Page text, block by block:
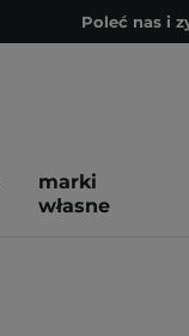
Poleć nas i
Poleć nas i
marki
własne